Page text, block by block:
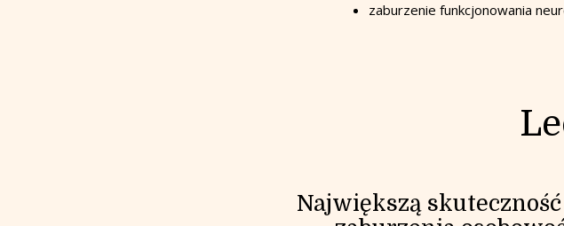
zaburzenie funkcjonowania
Największą